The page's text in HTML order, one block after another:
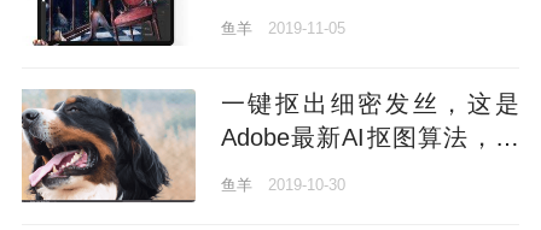
抖音、一键抠图功能上线 |
鱼羊 2019-11-05
一键抠出细密发丝，这是
Adobe最新AI抠图算法，即
将上线Photoshop
鱼羊 2019-10-30